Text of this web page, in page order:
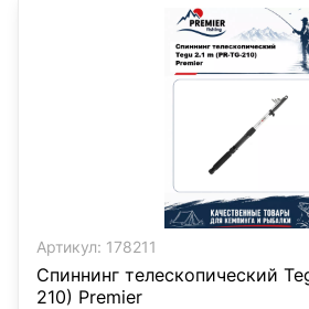
Артикул: 178211
Спиннинг телескопический
210) Premier